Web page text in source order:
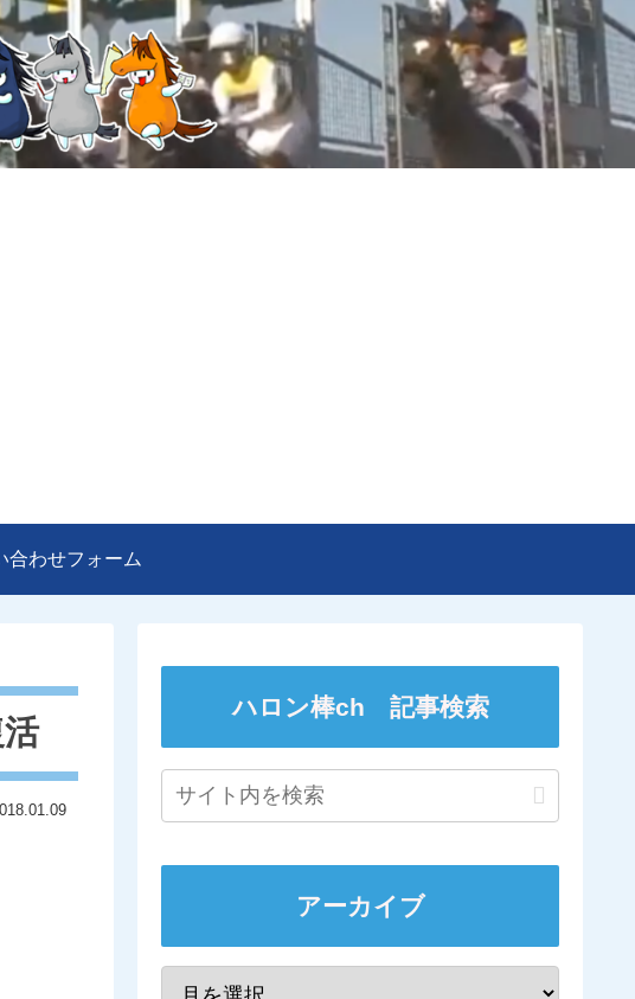
合わせフォーム
ハロン棒ch 記事検索
アーカイブ